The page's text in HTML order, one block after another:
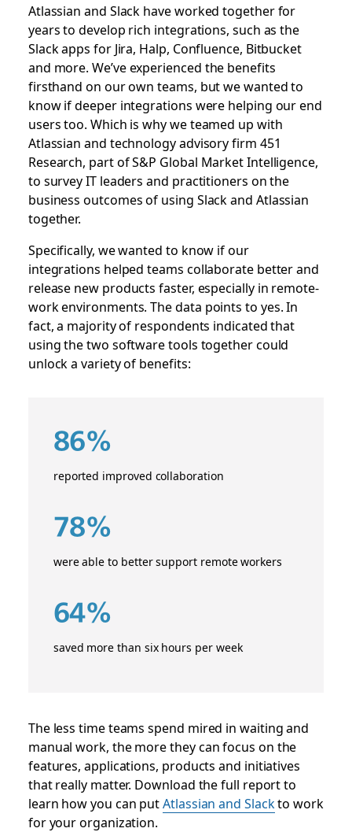
Atlassian and Slack have worked together for
years to develop rich integrations, such as the
Slack apps for Jira, Halp, Confluence, Bitbucket
and more. We’ve experienced the benefits
firsthand on our own teams, but we wanted to
know if deeper integrations were helping our end
users too. Which is why we teamed up with
Atlassian and technology advisory firm 451
Research, part of S&P Global Market Intelligence,
to survey IT leaders and practitioners on the
business outcomes of using Slack and Atlassian
together.
Specifically, we wanted to know if our
integrations helped teams collaborate better and
release new products faster, especially in remote-
work environments. The data points to yes. In
fact, a majority of respondents indicated that
using the two software tools together could
unlock a variety of benefits:
86%
reported improved collaboration
78%
were able to better support remote workers
64%
saved more than six hours per week
The less time teams spend mired in waiting and
manual work, the more they can focus on the
features, applications, products and initiatives
that really matter. Download the full report to
learn how you can putAtlassian and Slackto work
for your organization.